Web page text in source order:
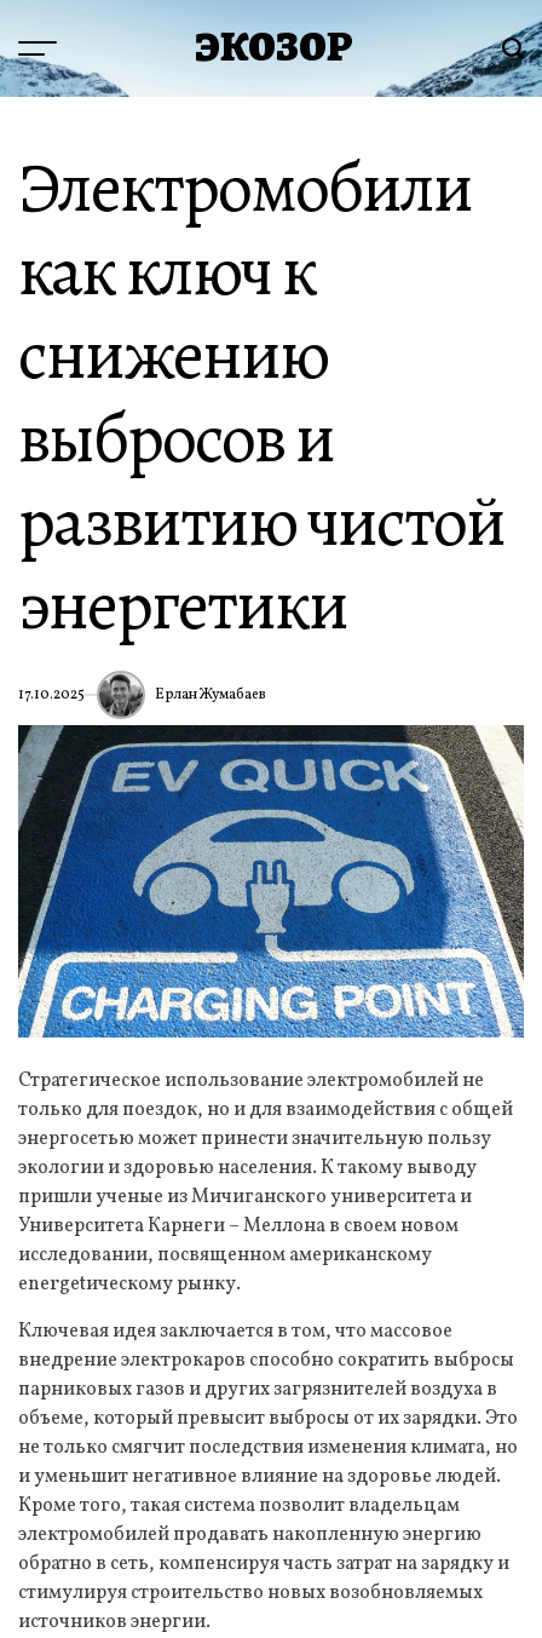
содержимому
Меню ЭКОЗОР
Электромобили
как ключ к
снижению
выбросов и
развитию чистой
энергетики
17.10.2025 Ерлан Жумабаев
Стратегическое использование электромобилей не
только для поездок, но и для взаимодействия с общей
энергосетью может принести значительную пользу
экологии и здоровью населения. К такому выводу
пришли ученые из Мичиганского университета и
Университета Карнеги – Меллона в своем новом
исследовании, посвященном американскому
energetическому рынку.
Ключевая идея заключается в том, что массовое
внедрение электрокаров способно сократить выбросы
парниковых газов и других загрязнителей воздуха в
объеме, который превысит выбросы от их зарядки. Это
не только смягчит последствия изменения климата, но
и уменьшит негативное влияние на здоровье людей.
Кроме того, такая система позволит владельцам
электромобилей продавать накопленную энергию
обратно в сеть, компенсируя часть затрат на зарядку и
стимулируя строительство новых возобновляемых
источников энергии.